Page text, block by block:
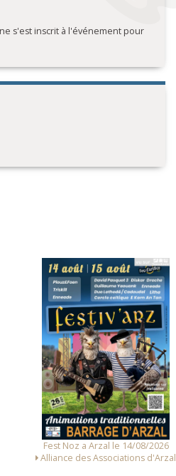
s'est inscrit à l'événement pour
Fest Noz a Arzal le 14/08/2026
Alliance des Associations d'Arzal